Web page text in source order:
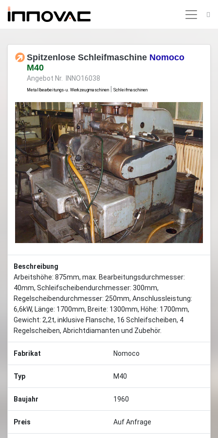
Spitzenlose Schleifmaschine Nomoco
M40
Angebot Nr. INNO16038
Metallbearbeitungs- u. Werkzeugmaschinen Schleifmaschinen
Previous Next
Beschreibung
Arbeitshöhe: 875mm, max. Bearbeitungsdurchmesser:
40mm, Schleifscheibendurchmesser: 300mm,
Regelscheibendurchmesser: 250mm, Anschlussleistung:
6,6kW, Länge: 1700mm, Breite: 1300mm, Höhe: 1700mm,
Gewicht: 2,2t, inklusive Flansche, 16 Schleifscheiben, 4
Regelscheiben, Abrichtdiamanten und Zubehör.
Fabrikat Nomoco
Typ M40
Baujahr 1960
Preis Auf Anfrage